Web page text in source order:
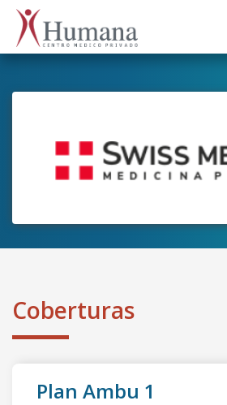
Coberturas
Plan Ambu 1